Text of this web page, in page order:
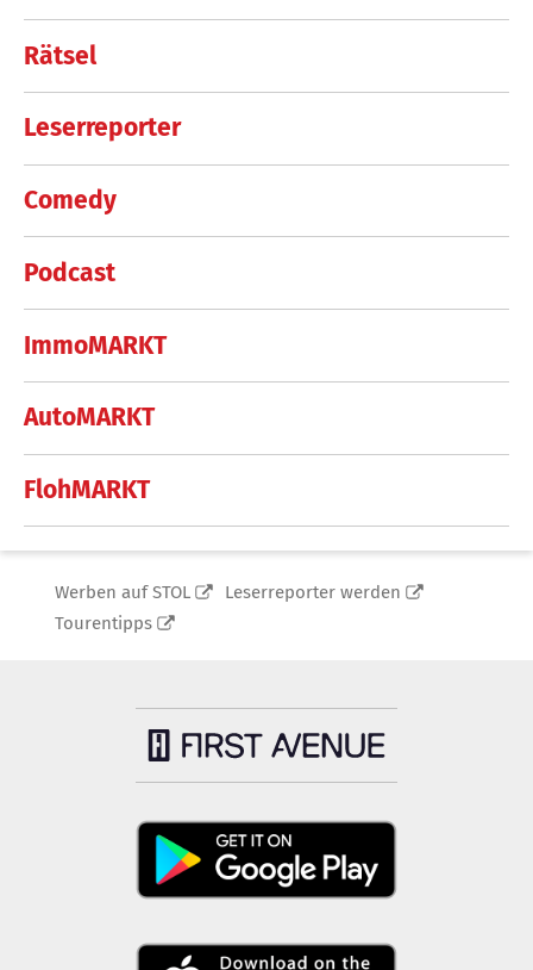
Rätsel
Leserreporter
Comedy
Podcast
ImmoMARKT
AutoMARKT
FlohMARKT
Werben auf STOL
Leserreporter werden
Tourentipps